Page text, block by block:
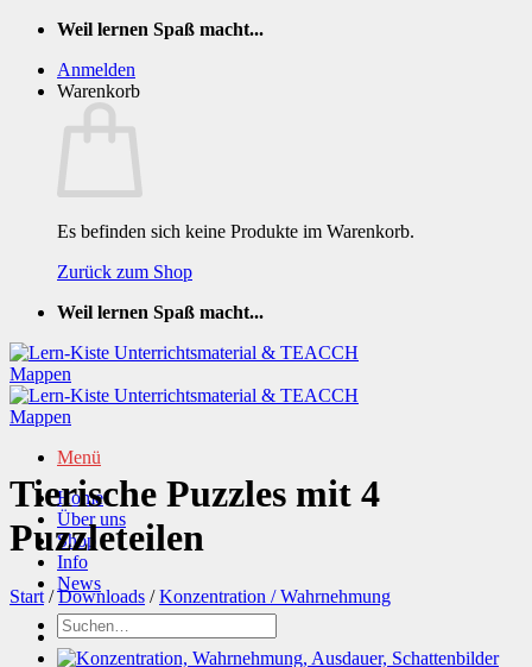
Zum
springen
Weil lernen Spaß macht...
Anmelden
Warenkorb
Es befinden sich keine Produkte im Warenkorb.
Zurück zum Shop
Weil lernen Spaß macht...
Menü
Home
Über uns
Shop
Info
News
Suchen
nach:
Tierische Puzzles mit 4
Puzzleteilen
Start / Downloads / Konzentration / Wahrnehmung